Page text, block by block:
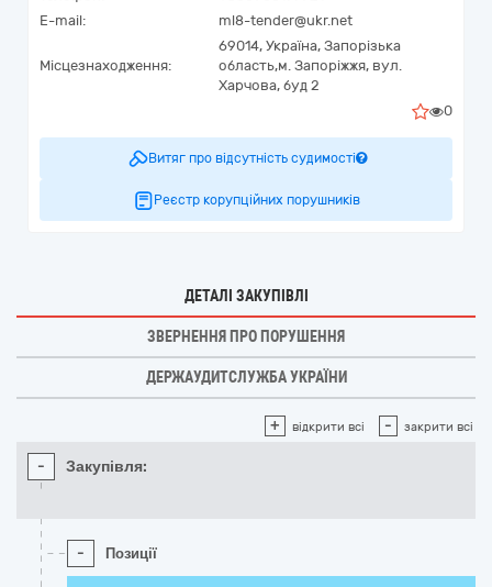
E-mail:
ml8-tender@ukr.net
Місцезнаходження:
69014, Україна, Запорізька
область,м. Запоріжжя, вул.
Харчова, буд 2
0
Витяг про відсутність судимості
Реєстр корупційних порушників
ДЕТАЛІ ЗАКУПІВЛІ
ЗВЕРНЕННЯ ПРО ПОРУШЕННЯ
ДЕРЖАУДИТСЛУЖБА УКРАЇНИ
+ відкрити всі - закрити всі
- Закупівля:
- Позиції